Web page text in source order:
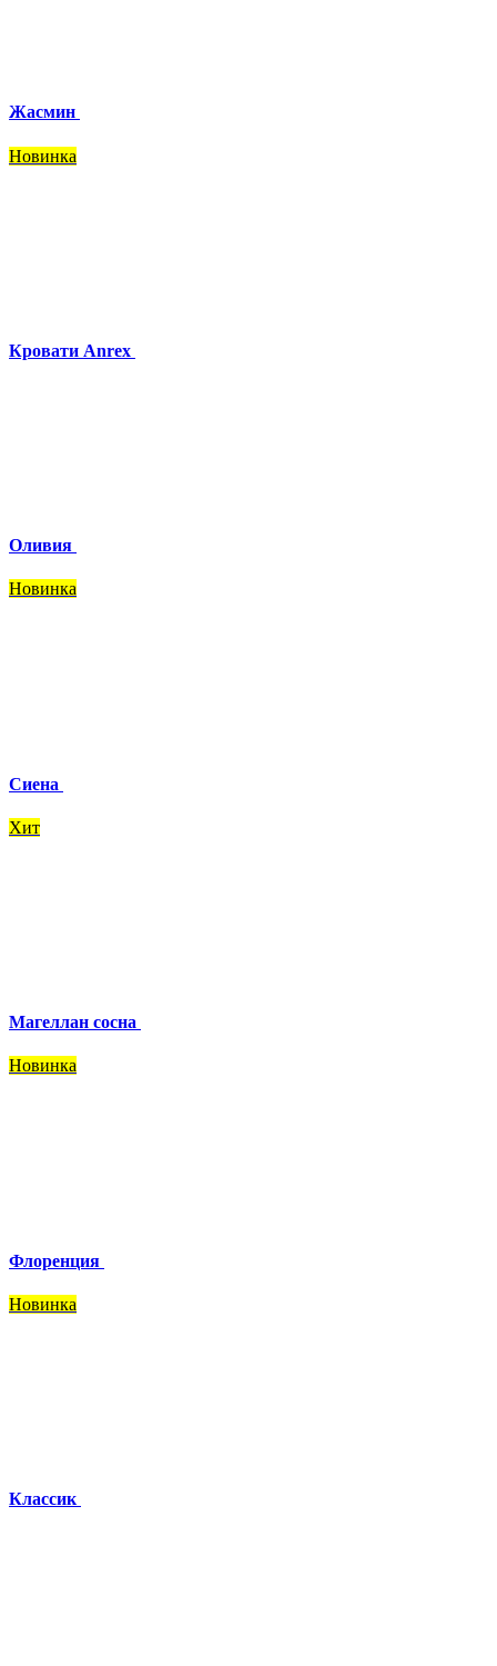
Жасмин
Новинка
Кровати Anrex
Оливия
Новинка
Сиена
Хит
Магеллан сосна
Новинка
Флоренция
Новинка
Классик